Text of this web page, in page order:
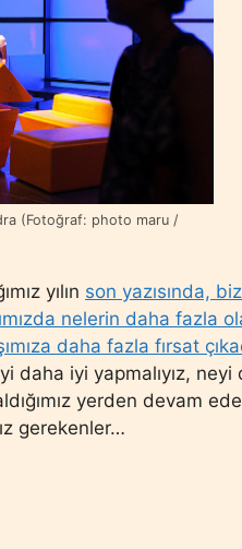
(Fotoğraf: photo maru /
yılın son yazısında,
nelerin daha fazla
daha fazla fırsat
daha iyi yapmalıyız,
yerden devam
gerekenler…